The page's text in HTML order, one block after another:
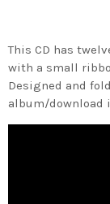
This CD has
with a small
Designed and
album/download